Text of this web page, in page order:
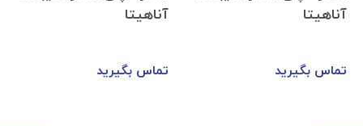
آناهیتا
تماس بگیرید
آناهیتا
تماس بگیرید